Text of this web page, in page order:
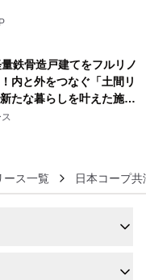
鉄骨造戸建てをフルリノ
内と外をつなぐ「土間リ
たな暮らしを叶えた施工
社アースが公開
ース一覧 日本コープ